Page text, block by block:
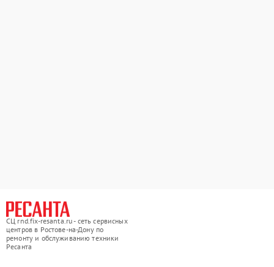
СЦ rnd.fix-resanta.ru - сеть сервисных
центров в Ростове-на-Дону по
ремонту и обслуживанию техники
Ресанта